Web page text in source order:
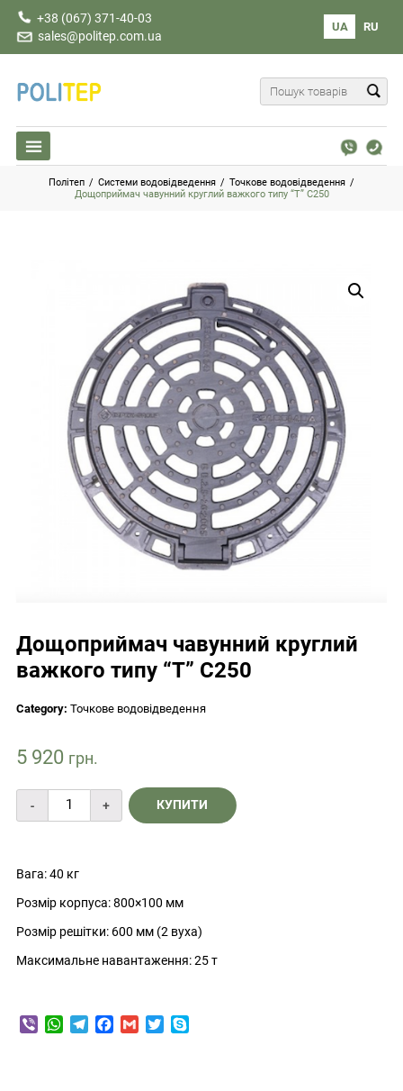
+38 (067) 371-40-03
sales@politep.com.ua
UA RU
Політеп / Системи водовідведення / Точкове водовідведення /
Дощоприймач чавунний круглий важкого типу “Т” С250
Дощоприймач чавунний круглий
важкого типу “Т” С250
Category: Точкове водовідведення
5 920 грн.
Дощоприймач
чавунний
типу
"Т"
С250
КУПИТИ
Вага: 40 кг
Розмір корпуса: 800×100 мм
Розмір решітки: 600 мм (2 вуха)
Максимальне навантаження: 25 т
ViberWhatsApp
TelegramFacebook
GmailTwitterSkype